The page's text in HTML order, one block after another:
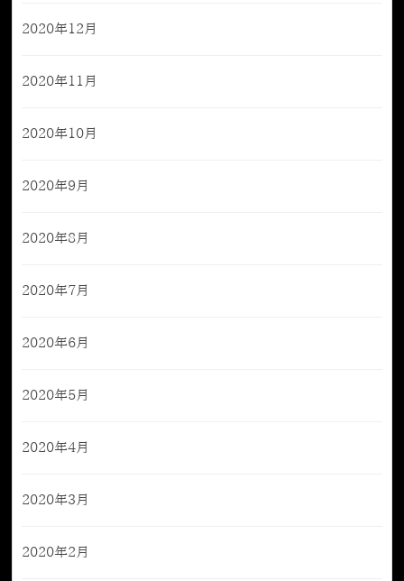
2020年12月
2020年11月
2020年10月
2020年9月
2020年8月
2020年7月
2020年6月
2020年5月
2020年4月
2020年3月
2020年2月